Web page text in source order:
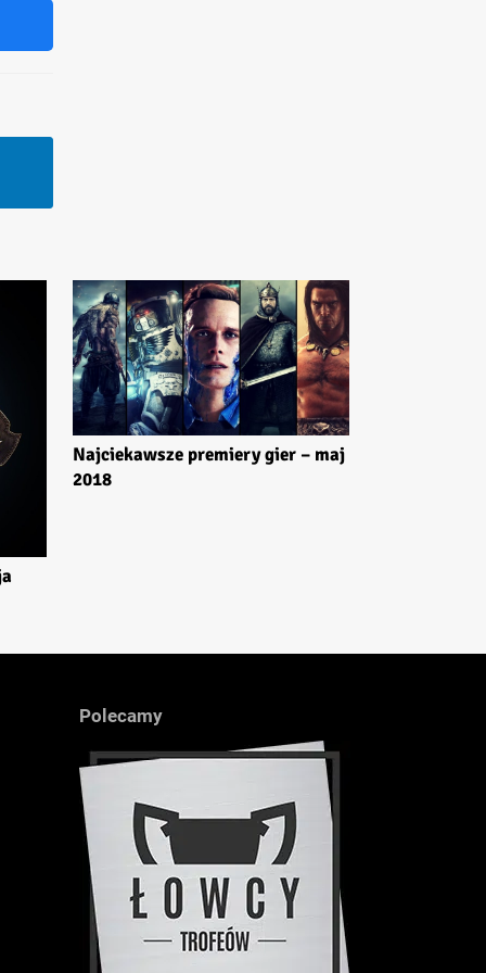
Najciekawsze premiery gier – maj
2018
Polecamy